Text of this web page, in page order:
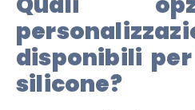
disponibili
silicone?